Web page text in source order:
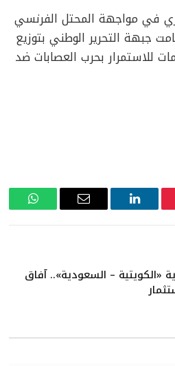
في مواجهة المحتل الفرنسي
جبهة التحرير الوطني بتوزيع
للاستمرار بحرب العصابات ضد
لينكدإن
البريد
واتساب
«الكويتية – السعودية».. آفاق